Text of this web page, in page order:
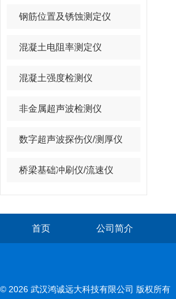
钢筋位置及锈蚀测定仪
混凝土电阻率测定仪
混凝土强度检测仪
非金属超声波检测仪
数字超声波探伤仪/测厚仪
桥梁基础冲刷仪/流速仪
首页 公司简介
© 2026 武汉鸿诚远大科技有限公司 版权所有